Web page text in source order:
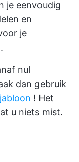
je eenvoudig
en
je
nul
dan gebruik
! Het
u niets mist.